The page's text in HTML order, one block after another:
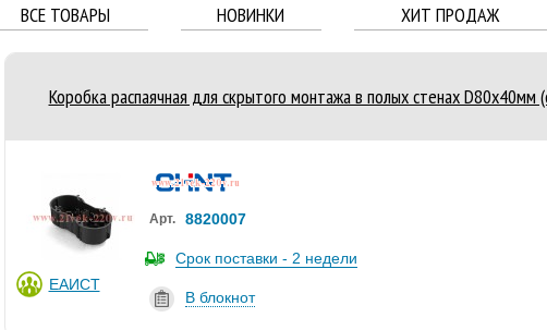
ВСЕ ТОВАРЫ НОВИНКИ ХИТ ПРОДАЖ
Коробка распаячная для скрытого монтажа в полых стенах D80х40мм
ЕАИСТ
Арт. 8820007
Срок поставки - 2 недели
В блокнот